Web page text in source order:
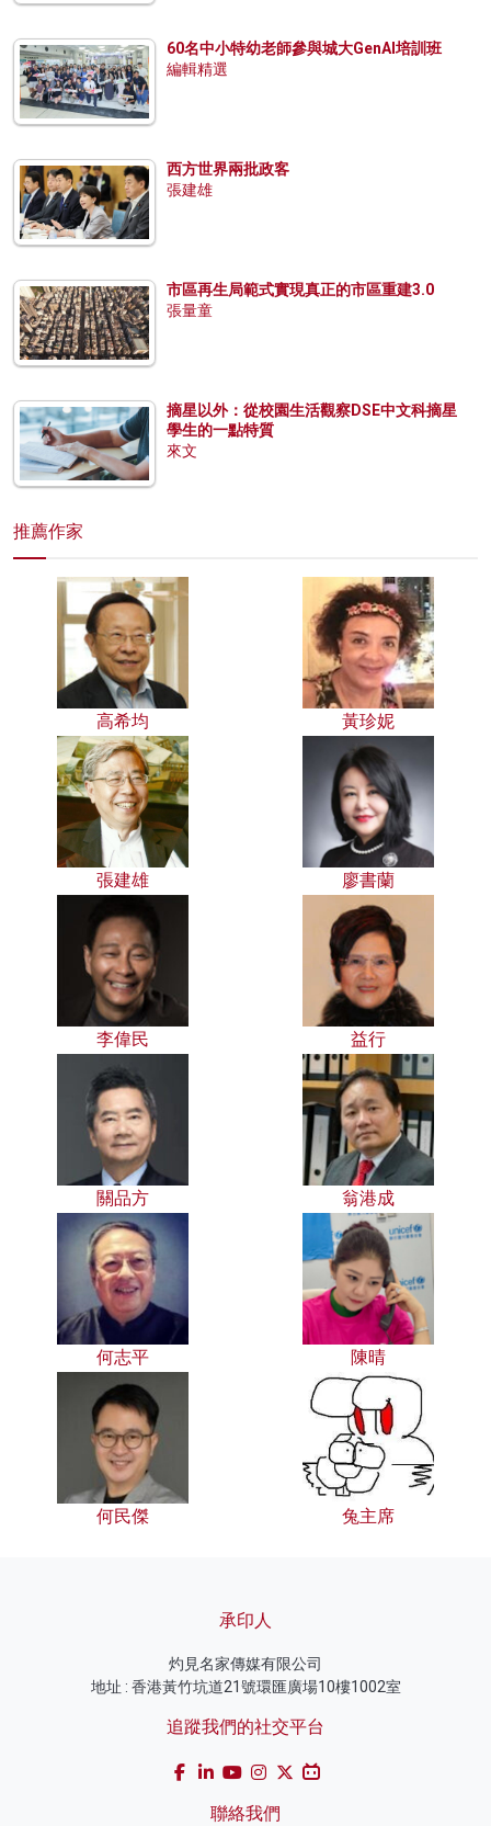
60名中小特幼老師參與城大GenAI培訓班
編輯精選
西方世界兩批政客
張建雄
市區再生局範式實現真正的市區重建3.0
張量童
摘星以外：從校園生活觀察DSE中文科摘星
學生的一點特質
來文
推薦作家
高希均 黃珍妮
張建雄 廖書蘭
李偉民 益行
關品方 翁港成
何志平 陳晴
何民傑 兔主席
承印人
灼見名家傳媒有限公司
地址 : 香港黃竹坑道21號環匯廣場10樓1002室
追蹤我們的社交平台
聯絡我們